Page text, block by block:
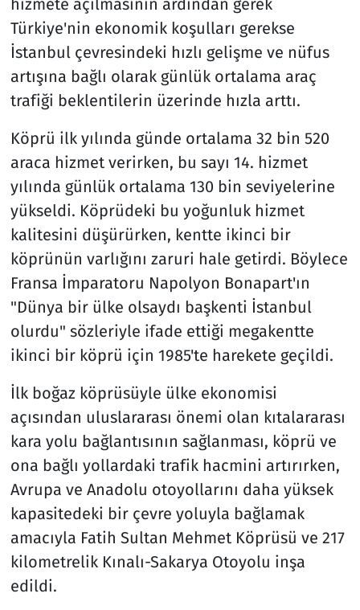
hizmete açılmasının ardından gerek
Türkiye'nin ekonomik koşulları gerekse
İstanbul çevresindeki hızlı gelişme ve nüfus
artışına bağlı olarak günlük ortalama araç
trafiği beklentilerin üzerinde hızla arttı.
Köprü ilk yılında günde ortalama 32 bin 520
araca hizmet verirken, bu sayı 14. hizmet
yılında günlük ortalama 130 bin seviyelerine
yükseldi. Köprüdeki bu yoğunluk hizmet
kalitesini düşürürken, kentte ikinci bir
köprünün varlığını zaruri hale getirdi. Böylece
Fransa İmparatoru Napolyon Bonapart'ın
"Dünya bir ülke olsaydı başkenti İstanbul
olurdu" sözleriyle ifade ettiği megakentte
ikinci bir köprü için 1985'te harekete geçildi.
İlk boğaz köprüsüyle ülke ekonomisi
açısından uluslararası önemi olan kıtalararası
kara yolu bağlantısının sağlanması, köprü ve
ona bağlı yollardaki trafik hacmini artırırken,
Avrupa ve Anadolu otoyollarını daha yüksek
kapasitedeki bir çevre yoluyla bağlamak
amacıyla Fatih Sultan Mehmet Köprüsü ve 217
kilometrelik Kınalı-Sakarya Otoyolu inşa
edildi.